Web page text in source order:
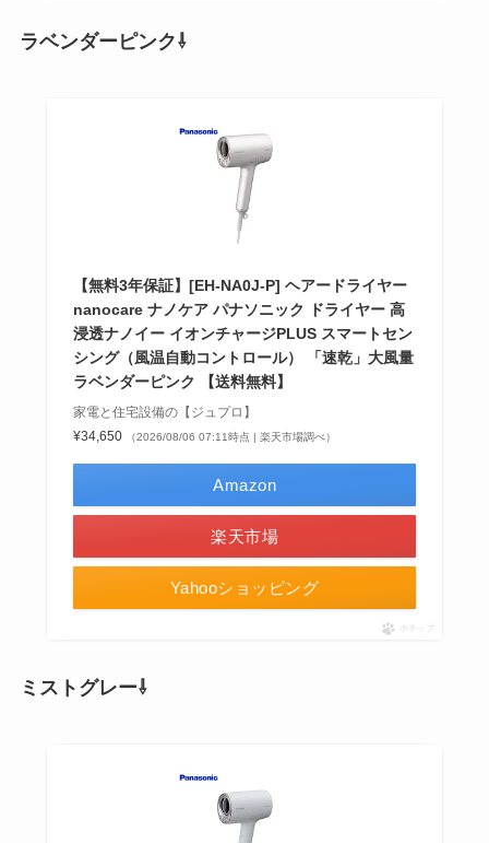
ラベンダーピンク⇩
【無料3年保証】[EH-NA0J-P] ヘアードライヤー
nanocare ナノケア パナソニック ドライヤー 高
浸透ナノイー イオンチャージPLUS スマートセン
シング（風温自動コントロール） 「速乾」大風量
ラベンダーピンク 【送料無料】
家電と住宅設備の【ジュプロ】
¥34,650
（2026/08/06 07:11時点 | 楽天市場調べ）
Amazon
楽天市場
Yahooショッピング
ポチップ
ミストグレー⇩